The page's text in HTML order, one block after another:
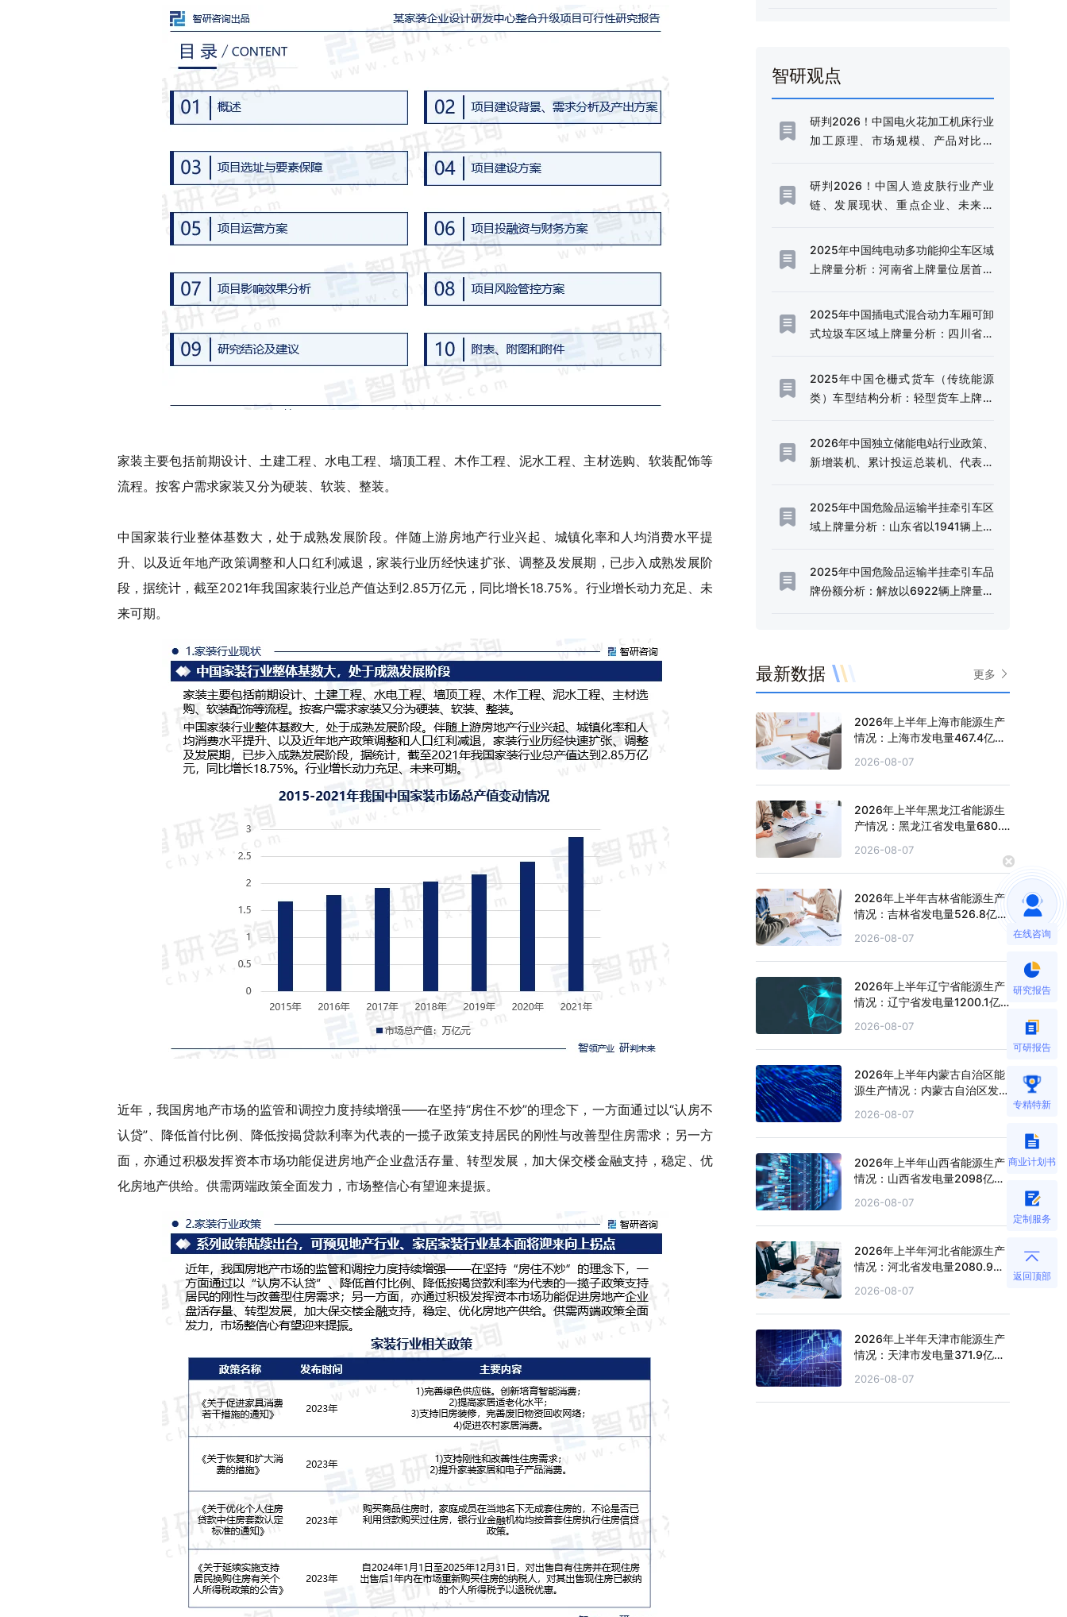
家装主要包括前期设计、土建工程、水电工程、墙顶工程、木作工程、泥水工程、主材选购、软装配饰等
流程。按客户需求家装又分为硬装、软装、整装。
中国家装行业整体基数大，处于成熟发展阶段。伴随上游房地产行业兴起、城镇化率和人均消费水平提
升、以及近年地产政策调整和人口红利减退，家装行业历经快速扩张、调整及发展期，已步入成熟发展阶
段，据统计，截至2021年我国家装行业总产值达到2.85万亿元，同比增长18.75%。行业增长动力充足、未
来可期。
近年，我国房地产市场的监管和调控力度持续增强——在坚持“房住不炒”的理念下，一方面通过以“认房不
认贷”、降低首付比例、降低按揭贷款利率为代表的一揽子政策支持居民的刚性与改善型住房需求；另一方
面，亦通过积极发挥资本市场功能促进房地产企业盘活存量、转型发展，加大保交楼金融支持，稳定、优
化房地产供给。供需两端政策全面发力，市场整信心有望迎来提振。
智研观点
研判2026！中国电火花加工机床行业
加工原理、市场规模、产品对比分
高端化转型加速推进[图]
研判2026！中国人造皮肤行业产业
链、发展现状、重点企业、未来趋
模持续扩容[图]
2025年中国纯电动多功能抑尘车区域
上牌量分析：河南省上牌量位居首位
2025年中国插电式混合动力车厢可卸
式垃圾车区域上牌量分析：四川省上
2025年中国仓栅式货车（传统能源
类）车型结构分析：轻型货车上牌量
2026年中国独立储能电站行业政策、
新增装机、累计投运总装机、代表企
储能电站迎来规模化发展的战略机遇
期[图]
2025年中国危险品运输半挂牵引车区
域上牌量分析：山东省以1941辆上牌
2025年中国危险品运输半挂牵引车品
牌份额分析：解放以6922辆上牌量、
最新数据 更多
2026年上半年上海市能源生产
情况：上海市发电量467.4亿千
2026-08-07
2026年上半年黑龙江省能源生
产情况：黑龙江省发电量680.4
2026-08-07
2026年上半年吉林省能源生产
情况：吉林省发电量526.8亿千
2026-08-07
2026年上半年辽宁省能源生产
情况：辽宁省发电量1200.1亿
2026-08-07
2026年上半年内蒙古自治区能
源生产情况：内蒙古自治区发电
2.7%
2026-08-07
2026年上半年山西省能源生产
情况：山西省发电量2098亿千
2026-08-07
2026年上半年河北省能源生产
情况：河北省发电量2080.9亿
2026-08-07
2026年上半年天津市能源生产
情况：天津市发电量371.9亿千
2026-08-07
在线咨询
研究报告
可研报告
专精特新
商业计划书
定制服务
返回顶部